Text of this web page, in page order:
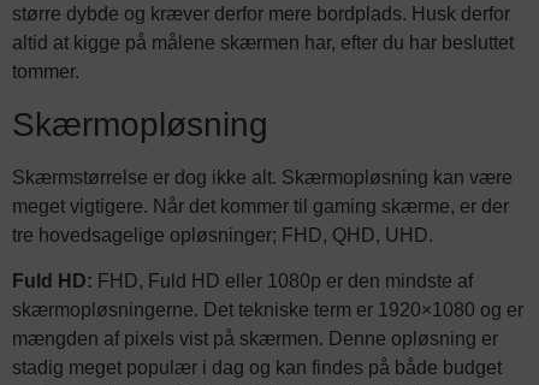
større dybde og kræver derfor mere bordplads. Husk derfor
altid at kigge på målene skærmen har, efter du har besluttet
tommer.
Skærmopløsning
Skærmstørrelse er dog ikke alt. Skærmopløsning kan være
meget vigtigere. Når det kommer til gaming skærme, er der
tre hovedsagelige opløsninger; FHD, QHD, UHD.
Fuld HD: FHD, Fuld HD eller 1080p er den mindste af
skærmopløsningerne. Det tekniske term er 1920×1080 og er
mængden af pixels vist på skærmen. Denne opløsning er
stadig meget populær i dag og kan findes på både budget